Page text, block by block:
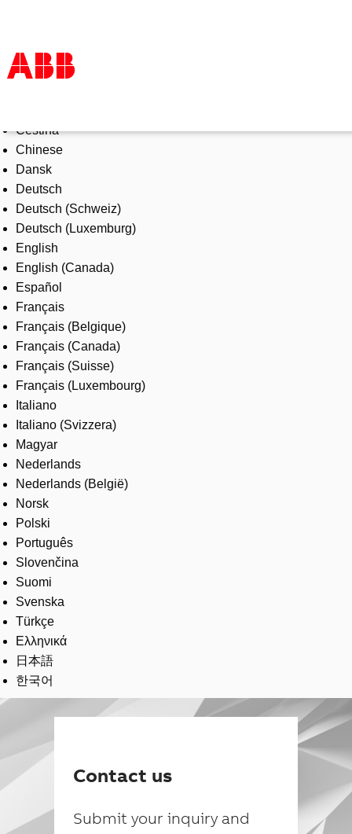
Products & Solutions
Industries
Services
About us
Where to buy
Contact us
Careers
Čeština
Chinese
Dansk
Deutsch
Deutsch (Schweiz)
Deutsch (Luxemburg)
English
English (Canada)
Español
Français
Français (Belgique)
Français (Canada)
Français (Suisse)
Français (Luxembourg)
Italiano
Italiano (Svizzera)
Magyar
Nederlands
Nederlands (België)
Norsk
Polski
Português
Slovenčina
Suomi
Svenska
Türkçe
Ελληνικά
日本語
한국어
Contact us
Submit your inquiry and